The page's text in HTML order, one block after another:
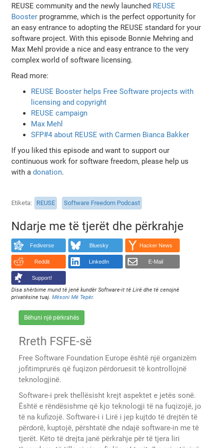
REUSE community and the newly launched REUSE
Booster programme, which is the perfect opportunity for
an easy entrance to adopting the REUSE standard for your
software project. With this episode Bonnie Mehring and
Max Mehl provide a nice and easy entrance to the very
complex world of software licensing.
Read more:
REUSE Booster helps Free Software projects with
licensing and copyright
REUSE campaign
Max Mehl
SFP#4 about REUSE with Carmen Bianca Bakker
If you liked this episode and want to support our
continuous work for software freedom, please help us
with adonation.
Etiketa REUSE Software Freedom Podcast
Ndarje me të tjerët dhe përkrahje
Fediverse Bluesky Hacker News
Reddit LinkedIn E-Mail
Support!
Disa shërbime mund të jenë kundër Software-it të Lirë dhe të cenojnë
privatësine tuaj.Mësoni Më Tepër.
Bëhuni një përkrahës
Rreth FSFE-së
Free Software Foundation Europe është një organizëm
jofitimprurës që fuqizon përdoruesit të kontrollojnë
teknologjinë.
Software-i prek thellësisht krejt aspektet e jetës sonë.
Është e rëndësishme që kjo teknologji të na fuqizojë, jo
të na kufizojë. Software-i i Lirë i jep kujtdo të drejtën të
përdorë, kuptojë, përshtatë dhe ndajë software-in me të
tjerët. Këto të drejta janë përkrahje për të tjera liri